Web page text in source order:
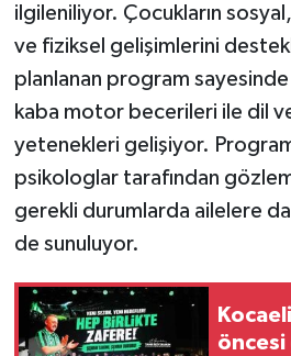
ilgileniliyor. Çocukların
ve fiziksel gelişimlerini
planlanan program
kaba motor becerileri ile dil
yetenekleri gelişiyor.
psikologlar tarafından
gerekli durumlarda ailelere
de sunuluyor.